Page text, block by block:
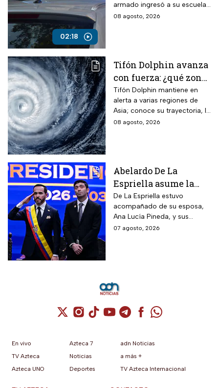
02:18
armado ingresó a su escuela
y abrió fuego contra
08 agosto, 2026
Tifón Dolphin avanza
con fuerza: ¿qué zonas
están en alerta?
Tifón Dolphin mantiene en
alerta a varias regiones de
Asia; conoce su trayectoria, la
fuerza de sus vientos y qué se
08 agosto, 2026
Abelardo De La
Espriella asume la
presidencia de
Colombia; así fue su
atípica investidura en
Cali
De La Espriella estuvo
acompañado de su esposa,
Ana Lucía Pineda, y sus
cuatro hijos, además de los
07 agosto, 2026
Cuenta de X / Twitter (se abre en una
Cuenta de Instagram (se abre en una
Cuenta de TikTok (se abre en
Cuenta de YouTube (se abre
Cuenta de Telegram (se
Cuenta de
Cuenta de
En vivo
TV Azteca
Azteca UNO
Azteca 7
Noticias
Deportes
adn Noticias
a más +
TV Azteca Internacional